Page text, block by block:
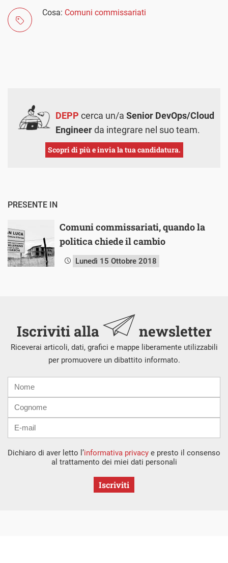
Cosa: Comuni commissariati
DEPP cerca un/a Senior DevOps/Cloud
Engineerda integrare nel suo team.
Scopri di più e invia la tua candidatura.
PRESENTE IN
Comuni commissariati, quando la
politica chiede il cambio
Lunedì 15 Ottobre 2018
Iscriviti alla newsletter
Riceverai articoli, dati, grafici e mappe liberamente utilizzabili
per promuovere un dibattito informato.
mail
Dichiaro di aver letto l’informativa privacy e presto il consenso
al trattamento dei miei dati personali
Iscriviti